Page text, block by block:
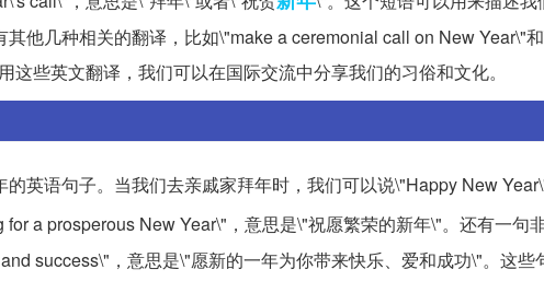
他几种相关的翻译，比如\"make a ceremonial call on New Year\"
些英文翻译，我们可以在国际交流中分享我们的习俗和文化。
英语句子。当我们去亲戚家拜年时，我们可以说\"Happy New
a prosperous New Year\"，意思是\"祝愿繁荣的新年\"。还有一句
success\"，意思是\"愿新的一年为你带来快乐、爱和成功\"。这些